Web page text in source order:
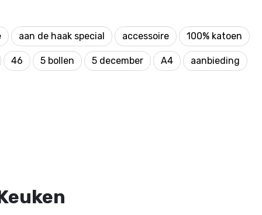
aan de haak special accessoire 100% katoen
46 5 bollen 5 december A4 aanbieding